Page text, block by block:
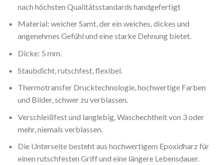
nach höchsten Qualitätsstandards handgefertigt
Material: weicher Samt, der ein weiches, dickes und
angenehmes Gefühl und eine starke Dehnung bietet.
Dicke: 5 mm.
Staubdicht, rutschfest, flexibel.
Thermotransfer Drucktechnologie, hochwertige Farben
und Bilder, schwer zu verblassen.
Verschleißfest und langlebig, Waschechtheit von 3 oder
mehr, niemals verblassen.
Die Unterseite besteht aus hochwertigem Epoxidharz für
einen rutschfesten Griff und eine längere Lebensdauer.